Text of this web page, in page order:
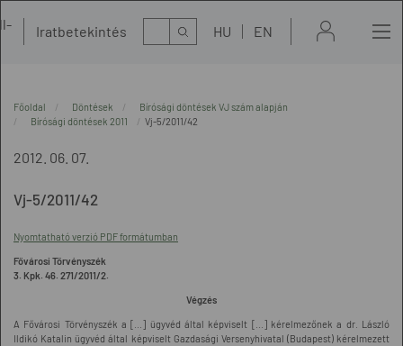
Iratbetekintés Kereső HU EN
Főoldal Döntések
Bírósági döntések VJ szám alapján
Bírósági döntések 2011
Vj-5/2011/42
2012. 06. 07.
Vj-5/2011/42
Nyomtatható verzió PDF formátumban
Fővárosi Törvényszék
3. Kpk. 46. 271/2011/2.
Végzés
A Fővárosi Törvényszék a [...] ügyvéd által képviselt [...] kérelmezőnek a dr. László
Ildikó Katalin ügyvéd által képviselt Gazdasági Versenyhivatal (Budapest) kérelmezett